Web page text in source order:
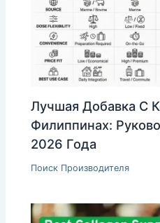
Лучшая Добавка С
Филиппинах:
2026 Года
Поиск Производителя